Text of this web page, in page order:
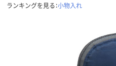
ランキングを見る：小物入れ